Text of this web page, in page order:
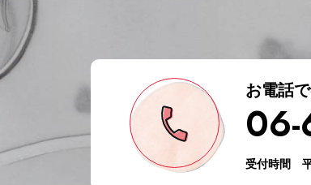
お電話
受付時間